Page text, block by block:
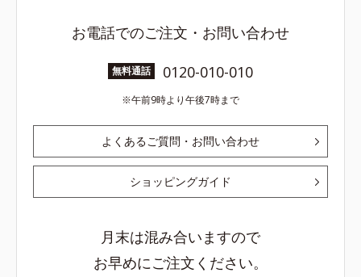
お電話でのご注文・お問い合わせ
無料通話 0120-010-010
午前9時より午後7時まで
よくあるご質問・お問い合わせ
ショッピングガイド
月末は混み合いますので
お早めにご注文ください。